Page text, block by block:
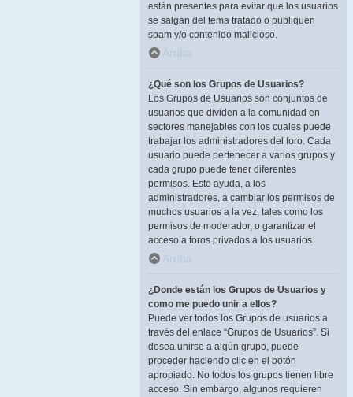
están presentes para evitar que los usuarios
se salgan del tema tratado o publiquen
spam y/o contenido malicioso.
Arriba
¿Qué son los Grupos de Usuarios?
Los Grupos de Usuarios son conjuntos de
usuarios que dividen a la comunidad en
sectores manejables con los cuales puede
trabajar los administradores del foro. Cada
usuario puede pertenecer a varios grupos y
cada grupo puede tener diferentes
permisos. Esto ayuda, a los
administradores, a cambiar los permisos de
muchos usuarios a la vez, tales como los
permisos de moderador, o garantizar el
acceso a foros privados a los usuarios.
Arriba
¿Donde están los Grupos de Usuarios y
como me puedo unir a ellos?
Puede ver todos los Grupos de usuarios a
través del enlace “Grupos de Usuarios”. Si
desea unirse a algún grupo, puede
proceder haciendo clic en el botón
apropiado. No todos los grupos tienen libre
acceso. Sin embargo, algunos requieren